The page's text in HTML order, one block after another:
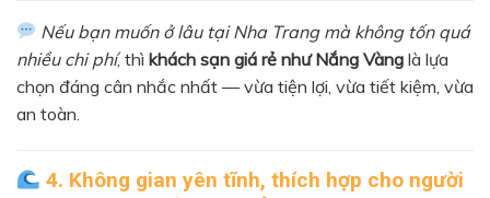
Nếu bạn muốn ở lâu tại Nha Trang mà không tốn quá
nhiều chi phí, thì khách sạn giá rẻ như Nắng Vàng là lựa
chọn đáng cân nhắc nhất — vừa tiện lợi, vừa tiết kiệm, vừa
an toàn.
4. Không gian yên tĩnh, thích hợp cho người